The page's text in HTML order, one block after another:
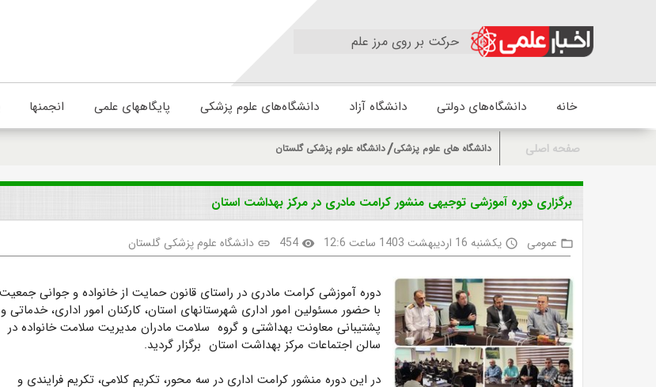
حرکت بر روی مرز علم
خانه دانشگاه‌های دولتی دانشگاه آزاد دانشگاه‌های علوم پزشکی پایگاههای علمی انجمنها
صفحه اصلی دانشگاه های علوم پزشکی دانشگاه علوم پزشکی گلستان
برگزاری دوره آموزشی توجیهی منشور کرامت مادری در مرکز بهداشت استان
folder_open عمومی access_time یکشنبه 16 اردیبهشت 1403 ساعت 12:6 visibility
454
link دانشگاه علوم پزشکی گلستان
دوره آموزشی کرامت مادری در راستای قانون حمایت از خانواده و جوانی
با حضور مسئولین امور اداری شهرستانهای استان، کارکنان امور اداری، خدماتی و
پشتیبانی معاونت بهداشتی و گروه سلامت مادران مدیریت سلامت خانواده در
سالن اجتماعات مرکز بهداشت استان برگزار گردید.
در این دوره منشور کرامت اداری در سه محور، تکریم کلامی، تکریم فرایندی و